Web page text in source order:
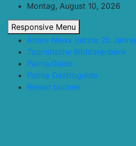
content
Montag, August 10, 2026
Responsive Menu
Ältere News (letzte 20 Jahre)
Touristische Bilddatenbank
Palma.Guide
Palma Gastroguide
Reisen buchen